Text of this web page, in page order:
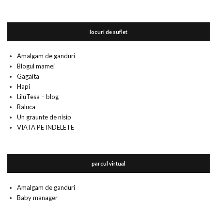
locuri de suflet
Amalgam de ganduri
Blogul mamei
Gagaita
Hapi
LiluTesa – blog
Raluca
Un graunte de nisip
VIATA PE INDELETE
parcul virtual
Amalgam de ganduri
Baby manager